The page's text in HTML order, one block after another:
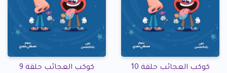
كوكب العجائب حلقة 10 كوكب العجائب حلقة 9